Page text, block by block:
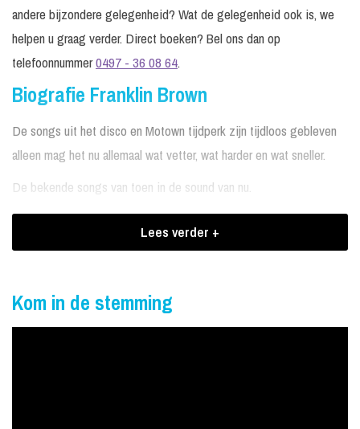
andere bijzondere gelegenheid? Wat de gelegenheid ook is, we
helpen u graag verder. Direct boeken? Bel ons dan op
telefoonnummer0497 - 36 08 64.
Biografie Franklin Brown
De songs uit het disco en Motown tijdperk zijn tijdloos gebleven
alleen mag het nu allemaal wat vetter, wat harder en wat sneller.
De bekende songs van toen in de sound van nu.
Aangevuld met vier prachtige danseressen laat Franklin als ras
artiest het publiek genieten en uit hun dak gaan met de songs
Get ready, ain’t no mountain high enough, disco inferno, rappers
delight,
Lees verder +
Kom in de stemming